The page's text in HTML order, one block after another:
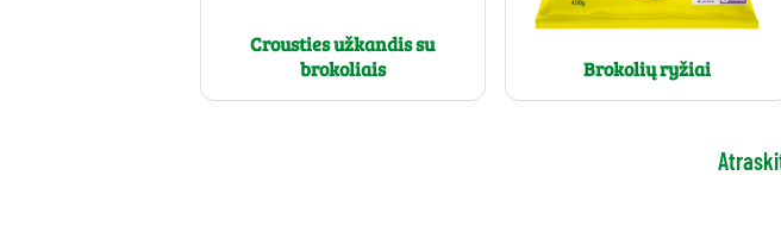
Crousties užkandis su
brokoliais
Brokolių ryžiai